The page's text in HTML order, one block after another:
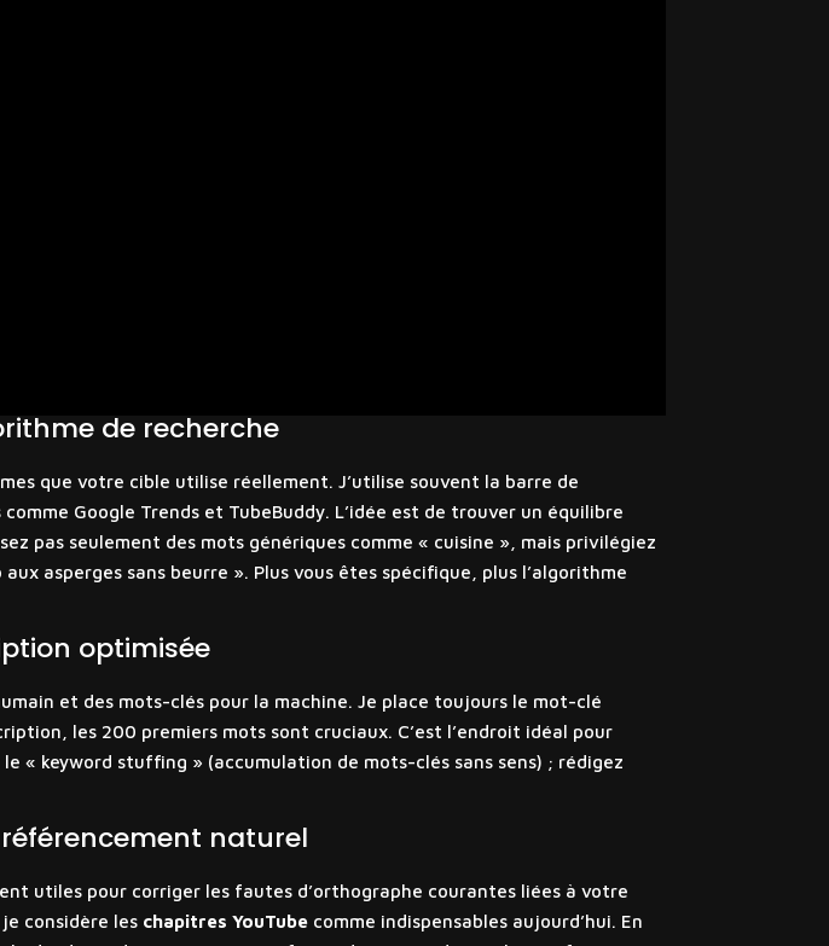
de recherche
que votre cible utilise réellement. J’utilise souvent la barre de
Google Trends et TubeBuddy. L’idée est de trouver un équilibre
pas seulement des mots génériques comme « cuisine », mais privilégiez
asperges sans beurre ». Plus vous êtes spécifique, plus l’algorithme
optimisée
et des mots-clés pour la machine. Je place toujours le mot-clé
les 200 premiers mots sont cruciaux. C’est l’endroit idéal pour
le « keyword stuffing » (accumulation de mots-clés sans sens) ; rédigez
naturel
utiles pour corriger les fautes d’orthographe courantes liées à votre
considère les chapitres YouTube comme indispensables aujourd’hui. En